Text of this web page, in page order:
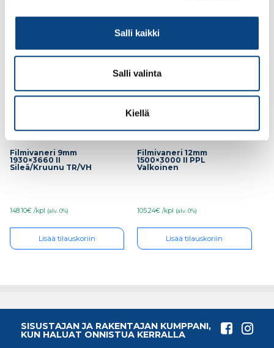
Salli kaikki
Salli valinta
Kiellä
Filmivaneri 9mm
1930×3660 II
Sileä/Kruunu TR/VH
148.10€ /kpl (alv. 0%)
Lisää tilauskoriin
Filmivaneri 12mm
1500×3000 II PPL
Valkoinen
105.24€ /kpl (alv. 0%)
Lisää tilauskoriin
SISUSTAJAN JA RAKENTAJAN KUMPPANI,
KUN HALUAT ONNISTUA KERRALLA